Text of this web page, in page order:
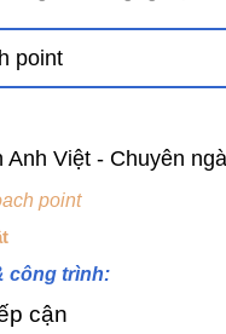
Anh Việt - Chuyên
point
công trình:
cận